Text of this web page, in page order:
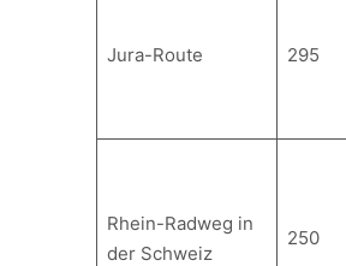
Jura-Route 295
Rhein-Radweg in
der Schweiz
250